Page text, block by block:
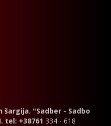
"Sadber - Sadbo
tel: +38761 334 - 618